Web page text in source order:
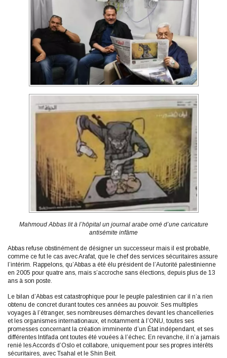
Mahmoud Abbas lit à l’hôpital un journal arabe orné d’une caricature
antisémite infâme
Abbas refuse obstinément de désigner un successeur mais il est probable,
comme ce fut le cas avec Arafat, que le chef des services sécuritaires assure
l’intérim. Rappelons, qu’Abbas a été élu président de l’Autorité palestinienne
en 2005 pour quatre ans, mais s’accroche sans élections, depuis plus de 13
ans à son poste.
Le bilan d’Abbas est catastrophique pour le peuple palestinien car il n’a rien
obtenu de concret durant toutes ces années au pouvoir. Ses multiples
voyages à l’étranger, ses nombreuses démarches devant les chancelleries
et les organismes internationaux, et notamment à l’ONU, toutes ses
promesses concernant la création imminente d’un État indépendant, et ses
différentes Intifada ont toutes été vouées à l’échec. En revanche, il n’a jamais
renié les Accords d’Oslo et collabore, uniquement pour ses propres intérêts
sécuritaires, avec Tsahal et le Shin Beit.